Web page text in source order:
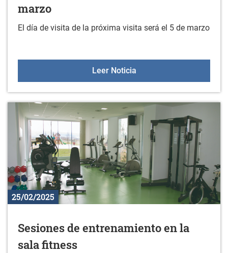
marzo
El día de visita de la próxima visita será el 5 de marzo
Leer NoticiaPróxima visita
25/02/2025
Sesiones de entrenamiento en la
sala fitness